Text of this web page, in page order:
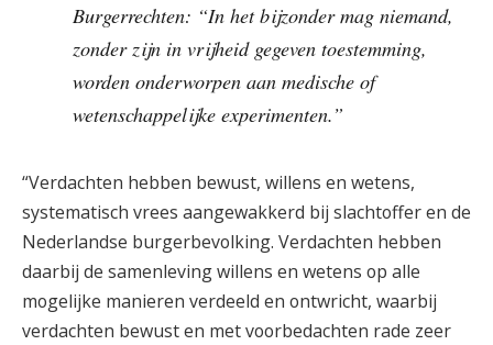
Burgerrechten: “In het bijzonder mag niemand,
zonder zijn in vrijheid gegeven toestemming,
worden onderworpen aan medische of
wetenschappelijke experimenten.”
“Verdachten hebben bewust, willens en wetens,
systematisch vrees aangewakkerd bij slachtoffer en de
Nederlandse burgerbevolking. Verdachten hebben
daarbij de samenleving willens en wetens op alle
mogelijke manieren verdeeld en ontwricht, waarbij
verdachten bewust en met voorbedachten rade zeer